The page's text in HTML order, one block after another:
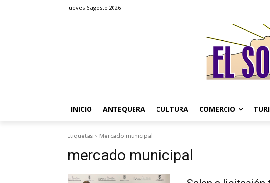
jueves 6 agosto 2026
INICIO ANTEQUERA CULTURA COMERCIO
Etiquetas Mercado municipal
mercado municipal